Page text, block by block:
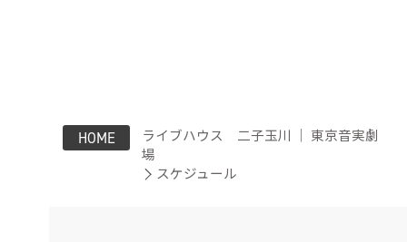
HOME
ライブハウス 二子玉川 ｜ 東京音実劇
場
スケジュール